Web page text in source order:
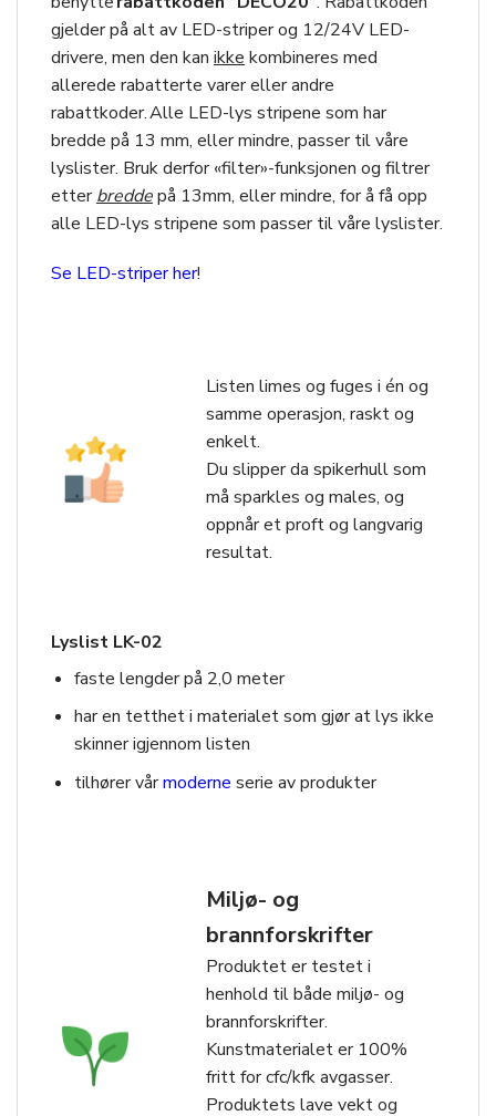
gjelder på alt av LED-striper og 12/24V LED-
drivere, men den kan ikke kombineres med
allerede rabatterte varer eller andre
rabattkoder. Alle LED-lys stripene som har
bredde på 13 mm, eller mindre, passer til våre
lyslister. Bruk derfor «filter»-funksjonen og filtrer
etterbreddepå 13mm, eller mindre, for å få opp
alle LED-lys stripene som passer til våre lyslister.
Se LED-striper her!
Listen limes og fuges i én og
samme operasjon, raskt og
enkelt.
Du slipper da spikerhull som
må sparkles og males, og
oppnår et proft og langvarig
resultat.
Lyslist LK-02
faste lengder på 2,0 meter
har en tetthet i materialet som gjør at lys ikke
skinner igjennom listen
tilhører vårmoderne serie av produkter
Miljø- og
brannforskrifter
Produktet er testet i
henhold til både miljø- og
brannforskrifter.
Kunstmaterialet er 100%
fritt for cfc/kfk avgasser.
Produktets lave vekt og